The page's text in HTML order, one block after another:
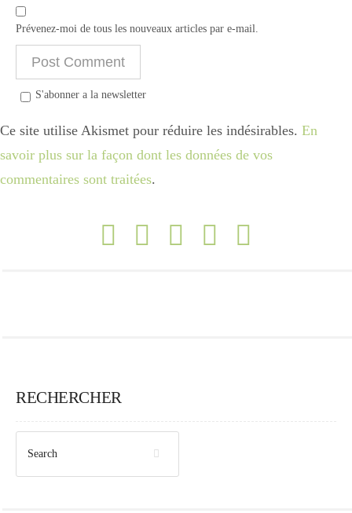
Prévenez-moi de tous les nouveaux articles par e-mail.
S'abonner a la newsletter
Ce site utilise Akismet pour réduire les indésirables. En
savoir plus sur la façon dont les données de vos
commentaires sont traitées.
RECHERCHER